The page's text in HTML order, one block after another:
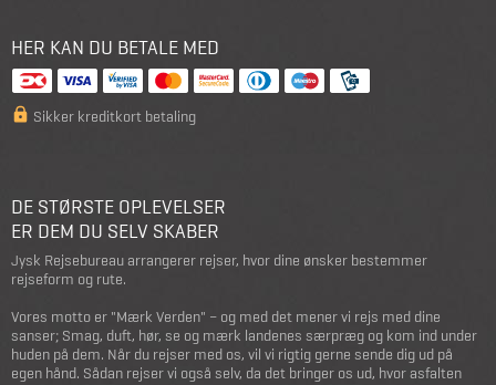
HER KAN DU BETALE MED
Sikker kreditkort betaling
DE STØRSTE OPLEVELSER
ER DEM DU SELV SKABER
Jysk Rejsebureau arrangerer rejser, hvor dine ønsker bestemmer
rejseform og rute.
Vores motto er "Mærk Verden" – og med det mener vi rejs med dine
sanser; Smag, duft, hør, se og mærk landenes særpræg og kom ind under
huden på dem. Når du rejser med os, vil vi rigtig gerne sende dig ud på
egen hånd. Sådan rejser vi også selv, da det bringer os ud, hvor asfalten